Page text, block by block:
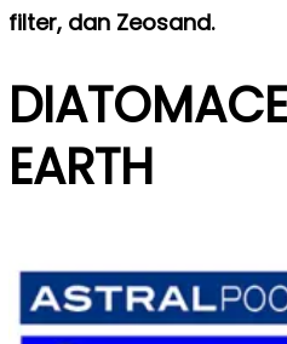
filter, dan Zeosand.
EARTH